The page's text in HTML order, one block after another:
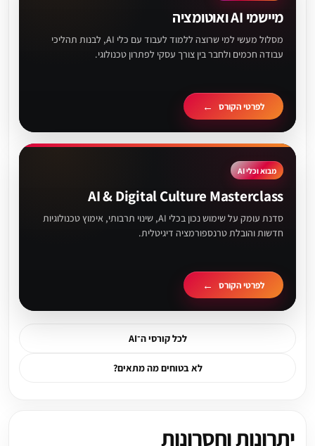
מיישמי AI ואוטומציה
מסלול מעשי למי שרוצה ללמוד לעבוד עם כלי AI, לבנות תהליכי
עבודה חכמים ולחבר בין צורך עסקי לפתרון טכנולוגי.
לפרטי הקורס
מבוא וכלי AI
AI & Digital Culture Masterclass
סדנת עומק על שימוש נכון בכלי AI, שינוי תרבותי, אימוץ טכנולוגיות
חדשות והובלת טרנספורמציה דיגיטלית.
לפרטי הקורס
לכל קורסי ה־AI
לא בטוחים מה מתאים?
יתרונות וחסרונות